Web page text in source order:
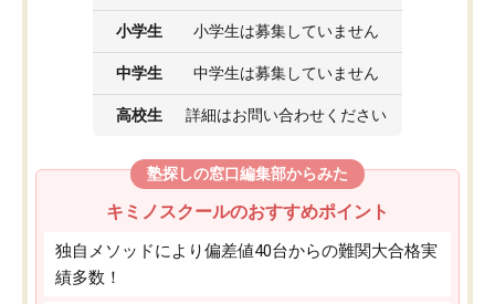
小学生 小学生は募集していません
中学生 中学生は募集していません
高校生 詳細はお問い合わせください
塾探しの窓口編集部からみた
キミノスクールのおすすめポイント
独自メソッドにより偏差値40台からの難関大合格実
績多数！